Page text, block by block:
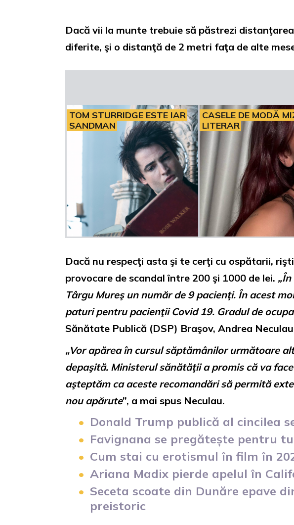
Dacă vii la munte trebuie să păstrezi
diferite, şi o distanţă de 2 metri faţa de alte
TOM STURRIDGE ESTE IAR
SANDMAN
CASELE DE MODĂ
LITERAR
Dacă nu respecţi asta şi te cerţi cu ospătarii,
provocare de scandal între 200 şi 1000 de lei.
Târgu Mureş un număr de 9 pacienţi. În acest
paturi pentru pacienţii Covid 19. Gradul de
Sănătate Publică (DSP) Braşov, Andrea
„Vor apărea în cursul săptămânilor următoare
depaşită. Ministerul sănătăţii a promis că va
aşteptăm ca aceste recomandări să permită
nou apărute”, a mai spus Neculau.
Donald Trump publică al cincilea
Favignana se pregătește pentru
Cum stai cu erotismul în film în
Ariana Madix pierde apelul în
Seceta scoate din Dunăre epave
preistoric